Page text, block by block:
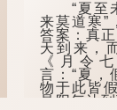
“夏至未
来莫道寒”
答案：真
天到来，
《月令
言：“夏，
物于此皆
是阳气达